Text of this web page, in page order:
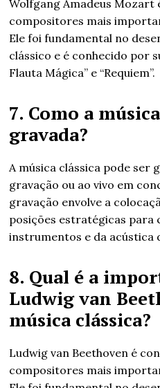
Wolfgang Amadeus Mozart
compositores mais
Ele foi fundamental no
clássico e é conhecido por
Flauta Mágica” e “Requiem”.
7. Como a
gravada?
A música clássica pode ser
gravação ou ao vivo em
gravação envolve a
posições estratégicas para
instrumentos e da acústica
8. Qual é a
Ludwig van
música clássica?
Ludwig van Beethoven é
compositores mais